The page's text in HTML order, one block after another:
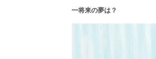
━将来の夢は？